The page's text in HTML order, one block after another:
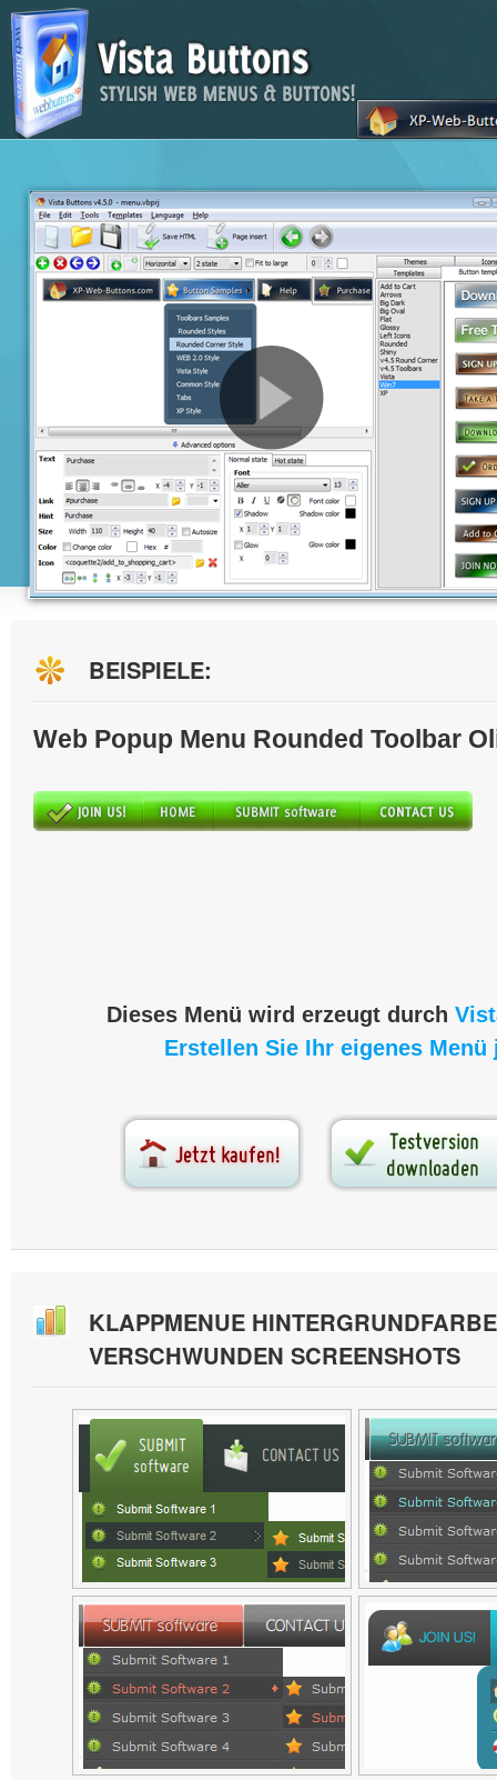
BEISPIELE:
Web Popup Menu Rounded Toolbar
Dieses Menü wird erzeugt durch
Erstellen Sie Ihr eigenes Menü
KLAPPMENUE
VERSCHWUNDEN SCREENSHOTS